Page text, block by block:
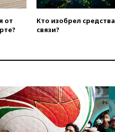
вчера, 16:50В Братиславе
загорелся крупнейший НПЗ
Slovnaft
Алексею Журавлеву
еще шесть гимнастов сборной
России не получили визы на
ЧЕ
вчера, 16:16Движение по
от
Кто изобрел средства
связи?